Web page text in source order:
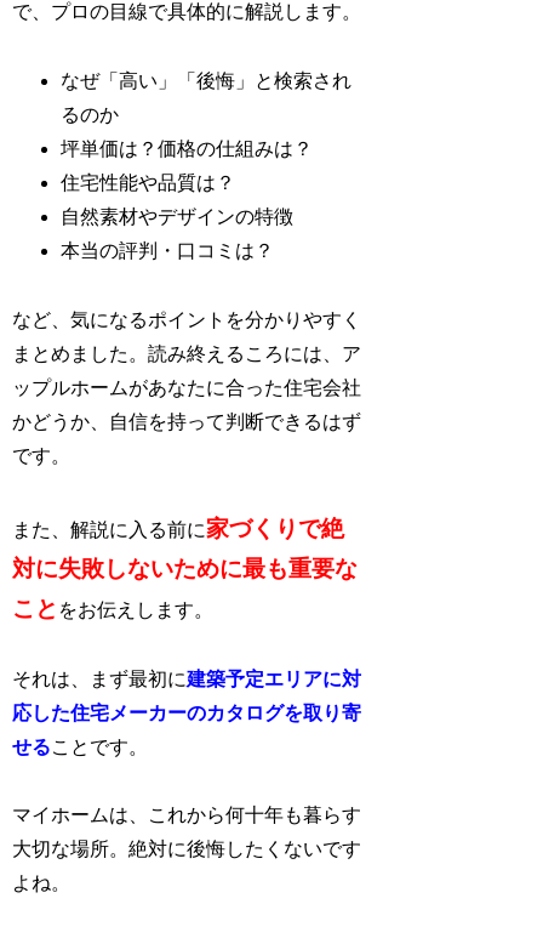
で、プロの目線で具体的に解説します。
なぜ「高い」「後悔」と検索され
るのか
坪単価は？価格の仕組みは？
住宅性能や品質は？
自然素材やデザインの特徴
本当の評判・口コミは？
など、気になるポイントを分かりやすく
まとめました。読み終えるころには、ア
ップルホームがあなたに合った住宅会社
かどうか、自信を持って判断できるはず
です。
また、解説に入る前に家づくりで絶
対に失敗しないために最も重要な
こと をお伝えします。
それは、まず最初に建築予定エリアに対
応した住宅メーカーのカタログを取り寄
せることです。
マイホームは、これから何十年も暮らす
大切な場所。絶対に後悔したくないです
よね。